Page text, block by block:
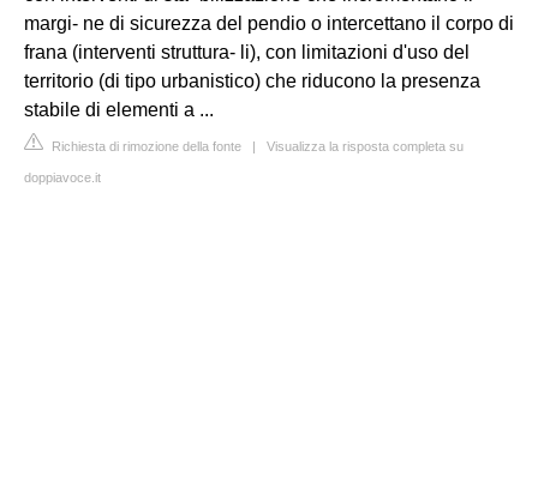
margi- ne di sicurezza del pendio o intercettano il corpo di
frana (interventi struttura- li), con limitazioni d'uso del
territorio (di tipo urbanistico) che riducono la presenza
stabile di elementi a ...
Richiesta di rimozione della fonte | Visualizza la risposta completa su
doppiavoce.it